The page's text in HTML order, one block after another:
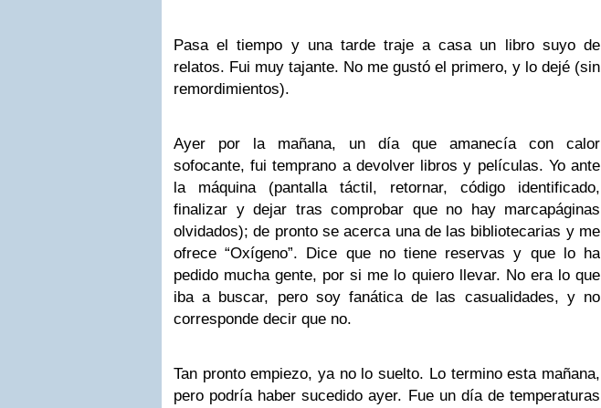
Pasa el tiempo y una tarde traje a casa un libro suyo de
relatos. Fui muy tajante. No me gustó el primero, y lo dejé (sin
remordimientos).
Ayer por la mañana, un día que amanecía con calor
sofocante, fui temprano a devolver libros y películas. Yo ante
la máquina (pantalla táctil, retornar, código identificado,
finalizar y dejar tras comprobar que no hay marcapáginas
olvidados); de pronto se acerca una de las bibliotecarias y me
ofrece “Oxígeno”. Dice que no tiene reservas y que lo ha
pedido mucha gente, por si me lo quiero llevar. No era lo que
iba a buscar, pero soy fanática de las casualidades, y no
corresponde decir que no.
Tan pronto empiezo, ya no lo suelto. Lo termino esta mañana,
pero podría haber sucedido ayer. Fue un día de temperaturas